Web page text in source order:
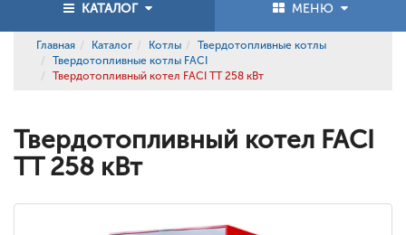
КАТАЛОГ МЕНЮ
Главная Каталог Котлы
Твердотопливные котлы
Твердотопливные котлы FACI
Твердотопливный котел FACI TT 258 кВт
Твердотопливный котел FACI
TT 258 кВт